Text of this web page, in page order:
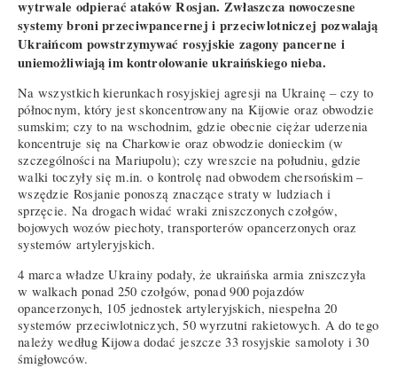
wytrwale odpierać ataków Rosjan. Zwłaszcza nowoczesne
systemy broni przeciwpancernej i przeciwlotniczej pozwalają
Ukraińcom powstrzymywać rosyjskie zagony pancerne i
uniemożliwiają im kontrolowanie ukraińskiego nieba.
Na wszystkich kierunkach rosyjskiej agresji na Ukrainę – czy to
północnym, który jest skoncentrowany na Kijowie oraz obwodzie
sumskim; czy to na wschodnim, gdzie obecnie ciężar uderzenia
koncentruje się na Charkowie oraz obwodzie donieckim (w
szczególności na Mariupolu); czy wreszcie na południu, gdzie
walki toczyły się m.in. o kontrolę nad obwodem chersońskim –
wszędzie Rosjanie ponoszą znaczące straty w ludziach i
sprzęcie. Na drogach widać wraki zniszczonych czołgów,
bojowych wozów piechoty, transporterów opancerzonych oraz
systemów artyleryjskich.
4 marca władze Ukrainy podały, że ukraińska armia zniszczyła
w walkach ponad 250 czołgów, ponad 900 pojazdów
opancerzonych, 105 jednostek artyleryjskich, niespełna 20
systemów przeciwlotniczych, 50 wyrzutni rakietowych. A do tego
należy według Kijowa dodać jeszcze 33 rosyjskie samoloty i 30
śmigłowców.